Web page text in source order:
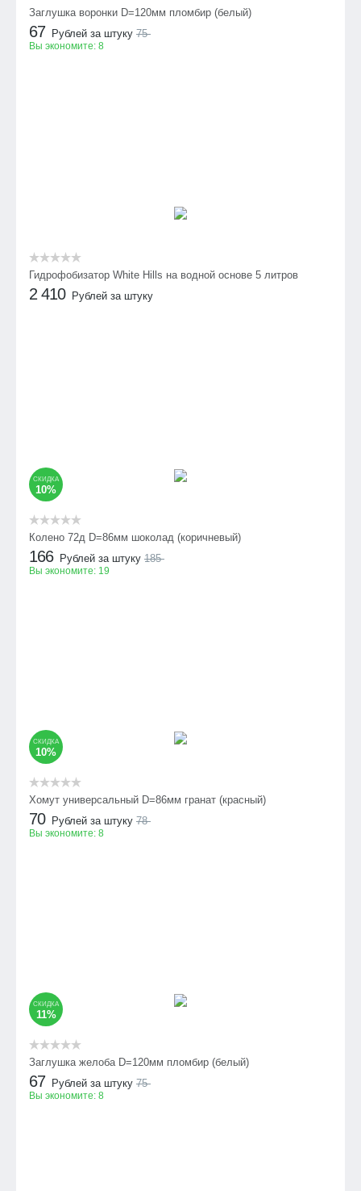
Заглушка воронки D=120мм пломбир (белый)
67 Рублей за штуку 75
Вы экономите: 8
Гидрофобизатор White Hills на водной основе 5 литров
2 410 Рублей за штуку
СКИДКА
10%
Колено 72д D=86мм шоколад (коричневый)
166 Рублей за штуку 185
Вы экономите: 19
СКИДКА
10%
Хомут универсальный D=86мм гранат (красный)
70 Рублей за штуку 78
Вы экономите: 8
СКИДКА
11%
Заглушка желоба D=120мм пломбир (белый)
67 Рублей за штуку 75
Вы экономите: 8